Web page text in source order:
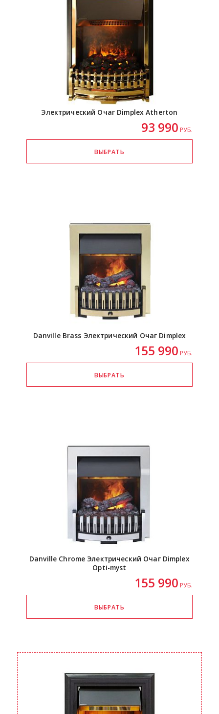
Электрический Очаг Dimplex Atherton
93 990 РУБ.
Danville Brass Электрический Очаг Dimplex
155 990 РУБ.
Danville Chrome Электрический Очаг Dimplex
Opti-myst
155 990 РУБ.